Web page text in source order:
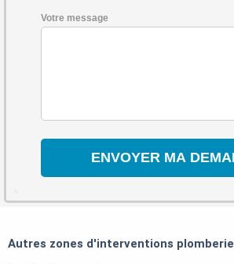
Votre message
Autres zones d'interventions plomberie